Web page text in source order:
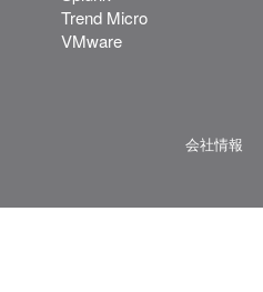
Trend Micro
VMware
会社情報